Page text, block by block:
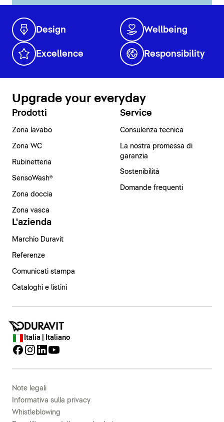
Design Wellbeing
Excellence Responsibility
Upgrade your everyday
Prodotti
Zona lavabo
Zona WC
Rubinetteria
SensoWash®
Zona doccia
Zona vasca
Service
Consulenza tecnica
La nostra promessa di
garanzia
Sostenibilità
Domande frequenti
L'azienda
Marchio Duravit
Referenze
Comunicati stampa
Cataloghi e listini
Italia | Italiano
Note legali
Informativa sulla privacy
Whistleblowing